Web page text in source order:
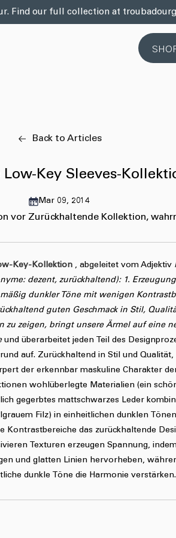
Find our full collection at
Back to Articles
Key Sleeves-
Mar 09, 2014
vor Zurückhaltende Kollektion,
Key-Kollektion, abgeleitet vom Adjektiv
dezent, zurückhaltend): 1. Erzeugung
dunkler Töne mit wenigen
guten Geschmack in Stil,
zu zeigen, bringt unsere Ärmel auf eine
und überarbeitet jeden Teil des
auf. Zurückhaltend in Stil und Qualität,
der erkennbar maskuline Charakter
wohlüberlegte Materialien (ein
gegerbtes mattschwarzes Leder
Filz) in einheitlichen dunklen
Kontrastbereiche das zurückhaltende
Texturen erzeugen Spannung,
und glatten Linien hervorheben,
dunkle Töne die Harmonie verstärken.